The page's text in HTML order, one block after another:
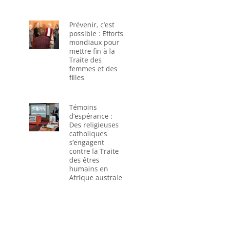
Prévenir, c’est
possible : Efforts
mondiaux pour
mettre fin à la
Traite des
femmes et des
filles
Témoins
d’espérance :
Des religieuses
catholiques
s’engagent
contre la Traite
des êtres
humains en
Afrique australe